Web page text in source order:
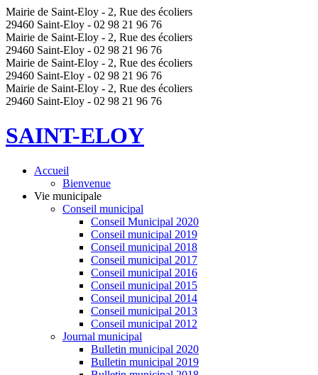
Mairie de Saint-Eloy - 2, Rue des écoliers
29460 Saint-Eloy - 02 98 21 96 76
Mairie de Saint-Eloy - 2, Rue des écoliers
29460 Saint-Eloy - 02 98 21 96 76
Mairie de Saint-Eloy - 2, Rue des écoliers
29460 Saint-Eloy - 02 98 21 96 76
Mairie de Saint-Eloy - 2, Rue des écoliers
29460 Saint-Eloy - 02 98 21 96 76
SAINT-ELOY
Accueil
Bienvenue
Vie municipale
Conseil municipal
Conseil Municipal 2020
Conseil municipal 2019
Conseil municipal 2018
Conseil municipal 2017
Conseil municipal 2016
Conseil municipal 2015
Conseil municipal 2014
Conseil municipal 2013
Conseil municipal 2012
Journal municipal
Bulletin municipal 2020
Bulletin municipal 2019